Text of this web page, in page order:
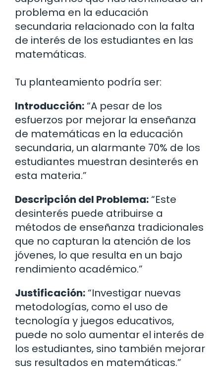
problema en la educación
secundaria relacionado con la falta
de interés de los estudiantes en las
matemáticas.
Tu planteamiento podría ser:
Introducción:“A pesar de los
esfuerzos por mejorar la enseñanza
de matemáticas en la educación
secundaria, un alarmante 70% de los
estudiantes muestran desinterés en
esta materia.”
Descripción del Problema:“Este
desinterés puede atribuirse a
métodos de enseñanza tradicionales
que no capturan la atención de los
jóvenes, lo que resulta en un bajo
rendimiento académico.”
Justificación:“Investigar nuevas
metodologías, como el uso de
tecnología y juegos educativos,
puede no solo aumentar el interés de
los estudiantes, sino también mejorar
sus resultados en matemáticas.”